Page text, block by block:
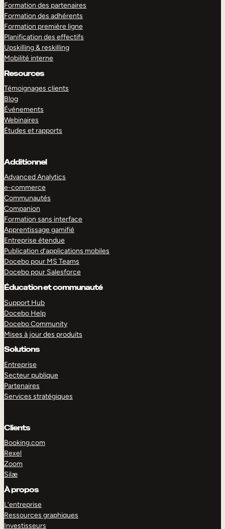
Formation des partenaires
Formation des adhérents
Formation première ligne
Planification des effectifs
Upskilling & reskilling
Mobilité interne
Resources
Témoignages clients
Blog
Événements
Webinaires
Études et rapports
Additionnel
Advanced Analytics
e-commerce
Communautés
Companion
Formation sans interface
Apprentissage gamifié
Entreprise étendue
Publication d’applications mobiles
Docebo pour MS Teams
Docebo pour Salesforce
Éducation et communauté
Support Hub
Docebo Help
Docebo Community
Mises à jour des produits
Solutions
Entreprise
Secteur publique
Partenaires
Services stratégiques
Clients
Booking.com
Rexel
Zoom
Silæ
À propos
L’entreprise
Ressources graphiques
Investisseurs